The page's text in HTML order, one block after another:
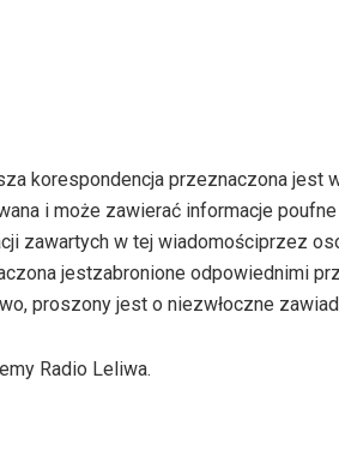
korespondencja przeznaczona jest
i może zawierać informacje
zawartych w tej wiadomościprzez
jestzabronione odpowiednimi
proszony jest o niezwłoczne
Radio Leliwa.